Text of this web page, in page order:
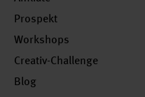
Prospekt
Workshops
Creativ-Challenge
Blog